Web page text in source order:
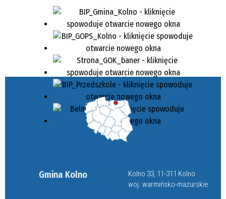
Gmina Kolno
Kolno 33, 11-311 Kolno
woj. warmińsko-mazurskie